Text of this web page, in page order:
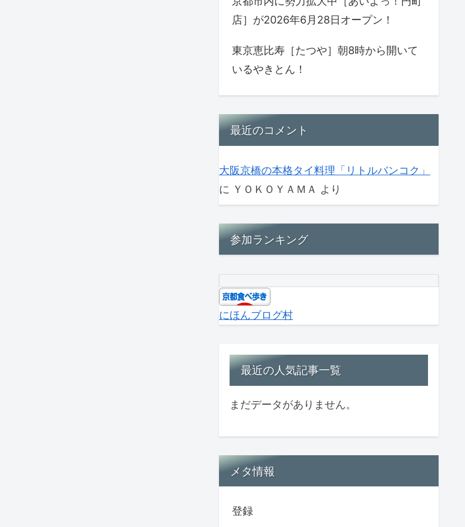
店］が2026年6月28日オープン！
東京恵比寿［たつや］朝8時から開いて
いるやきとん！
最近のコメント
大阪京橋の本格タイ料理「リトルバンコク」
に ＹＯＫＯＹＡＭＡ より
参加ランキング
にほんブログ村
最近の人気記事一覧
まだデータがありません。
メタ情報
登録